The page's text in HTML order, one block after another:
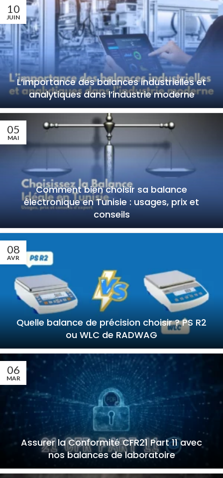
10
JUIN
L’importance des balances industrielles et
analytiques dans l’industrie moderne
05
MAI
Comment bien choisir sa balance
électronique en Tunisie : usages, prix et
conseils
08
AVR
Quelle balance de précision choisir ? PS R2
ou WLC de RADWAG
06
MAR
Assurer la Conformité CFR21 Part 11 avec
nos balances de laboratoire